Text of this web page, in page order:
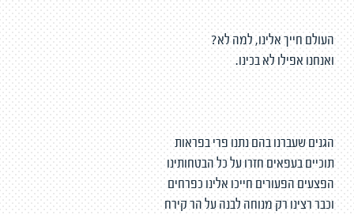
העולם חייך אלינו, למה לא?
ואנחנו אפילו לא בכינו.
הגנים שעברנו בהם נתנו פרי בפראות
תוכיים בעפאים חזרו על כל הבטחותינו
הפצעים הפעורים חייכו אלינו כפרחים
וכבר רצינו רק מנוחה לבנה על הר קירח